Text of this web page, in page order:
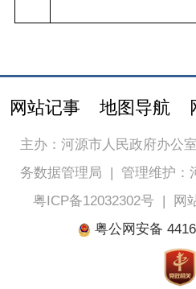
网站记事 地图导航
主办：河源市人民政府办公室
务数据管理局 | 管理维护：
粤ICP备12032302号|
网
粤公网安备